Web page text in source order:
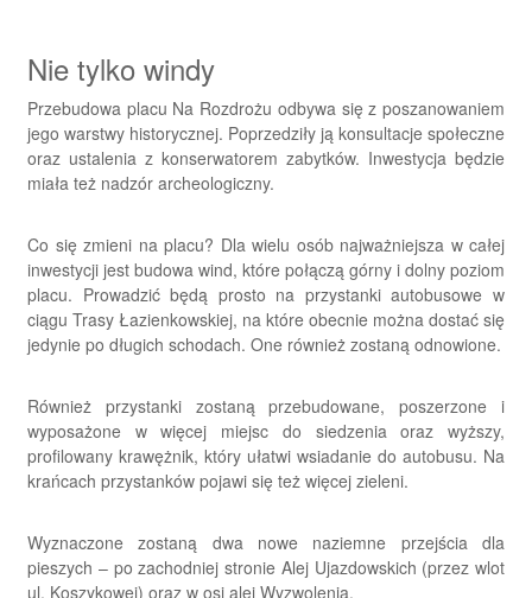
Nie tylko windy
Przebudowa placu Na Rozdrożu odbywa się z poszanowaniem
jego warstwy historycznej. Poprzedziły ją konsultacje społeczne
oraz ustalenia z konserwatorem zabytków. Inwestycja będzie
miała też nadzór archeologiczny.
Co się zmieni na placu? Dla wielu osób najważniejsza w całej
inwestycji jest budowa wind, które połączą górny i dolny poziom
placu. Prowadzić będą prosto na przystanki autobusowe w
ciągu Trasy Łazienkowskiej, na które obecnie można dostać się
jedynie po długich schodach. One również zostaną odnowione.
Również przystanki zostaną przebudowane, poszerzone i
wyposażone w więcej miejsc do siedzenia oraz wyższy,
profilowany krawężnik, który ułatwi wsiadanie do autobusu. Na
krańcach przystanków pojawi się też więcej zieleni.
Wyznaczone zostaną dwa nowe naziemne przejścia dla
pieszych – po zachodniej stronie Alej Ujazdowskich (przez wlot
ul. Koszykowej) oraz w osi alei Wyzwolenia.